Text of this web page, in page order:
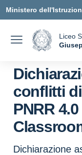
Vai ai contenuti
Vai al menu di navigazione
Vai al footer
Ministero
Liceo
conflitti
PNRR
Dichiarazione